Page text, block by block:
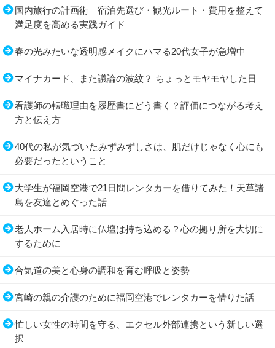
国内旅行の計画術｜宿泊先選び・観光ルート・費用を整えて
満足度を高める実践ガイド
春の光みたいな透明感メイクにハマる20代女子が急増中
マイナカード、また議論の波紋？ ちょっとモヤモヤした日
看護師の転職理由を履歴書にどう書く？評価につながる考え
方と伝え方
40代の私が気づいたみずみずしさは、肌だけじゃなく心にも
必要だったということ
大学生が福岡空港で21日間レンタカーを借りてみた！天草諸
島を友達とめぐった話
老人ホーム入居時に仏壇は持ち込める？心の拠り所を大切に
するために
合気道の美と心身の調和を育む呼吸と姿勢
宮崎の親の介護のために福岡空港でレンタカーを借りた話
忙しい女性の時間を守る、エクセル外部連携という新しい選
択